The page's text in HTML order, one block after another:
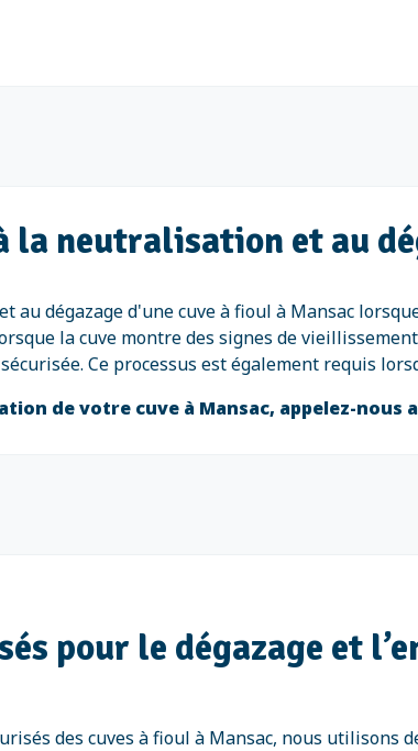
neutralisation et au
dégazage d'une cuve à fioul à Mansac
la cuve montre des signes de
Ce processus est également requis
de votre cuve à Mansac, appelez-nous
pour le dégazage et
des cuves à fioul à Mansac, nous utilisons